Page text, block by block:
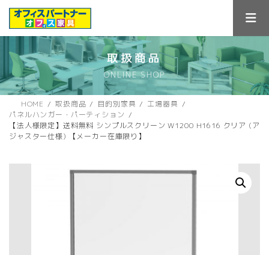
ス
キ
ン
に
取扱商品
ONLINE SHOP
HOME 取扱商品 目的別家具
工場器具
パネルハンガー・パーティション
【法人様限定】送料無料 シンプルスクリーン W1200 H1616 クリア (ア
ジャスター仕様) 【メーカー在庫限り】